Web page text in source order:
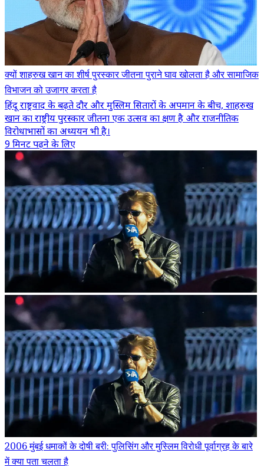
क्यों शाहरुख खान का शीर्ष पुरस्कार जीतना पुराने घाव खोलता है और सामाजिक
विभाजन को उजागर करता है
हिंदू राष्ट्रवाद के बढ़ते दौर और मुस्लिम सितारों के अपमान के बीच, शाहरुख
खान का राष्ट्रीय पुरस्कार जीतना एक उत्सव का क्षण है और राजनीतिक
विरोधाभासों का अध्ययन भी है।
9 मिनट पढ़ने के लिए
2006 मुंबई धमाकों के दोषी बरी: पुलिसिंग और मुस्लिम विरोधी पूर्वाग्रह के बारे
में क्या पता चलता है